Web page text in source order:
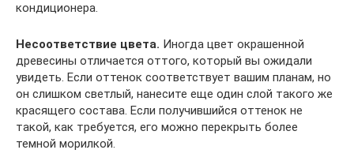
кондиционера.
Несоответствие цвета. Иногда цвет окрашенной
древесины отличается оттого, который вы ожидали
увидеть. Если оттенок соответствует вашим планам, но
он слишком светлый, нанесите еще один слой такого же
красящего состава. Если получившийся оттенок не
такой, как требуется, его можно перекрыть более
темной морилкой.